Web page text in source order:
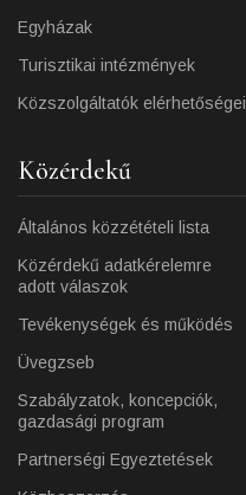
Egyházak
Turisztikai intézmények
Közszolgáltatók elérhetőségei
Közérdekű
Általános közzétételi lista
Közérdekű adatkérelemre
adott válaszok
Tevékenységek és működés
Üvegzseb
Szabályzatok, koncepciók,
gazdasági program
Partnerségi Egyeztetések